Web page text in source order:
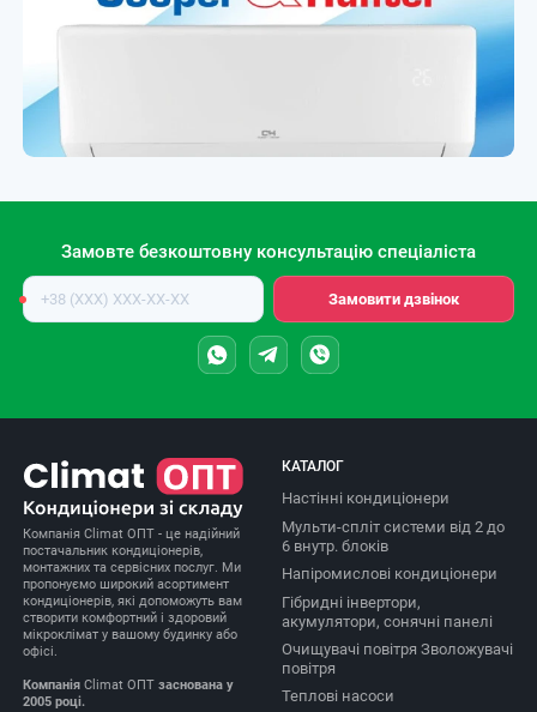
Замовте безкоштовну консультацію спеціаліста
Номер
телефону
Замовити дзвінок
Компанія Climat ОПТ - це надійний
постачальник кондиціонерів,
монтажних та сервісних послуг. Ми
пропонуємо широкий асортимент
кондиціонерів, які допоможуть вам
створити комфортний і здоровий
мікроклімат у вашому будинку або
офісі.
Компанія Climat ОПТзаснована у
2005 році.
КАТАЛОГ
Настінні кондиціонери
Мульти-спліт системи від 2 до
6 внутр. блоків
Напіромислові кондиціонери
Гібридні інвертори,
акумулятори, сонячні панелі
Очищувачі повітря Зволожувачі
повітря
Теплові насоси